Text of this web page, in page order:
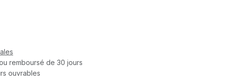
remboursé de 30 jours
ouvrables